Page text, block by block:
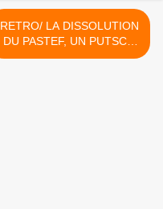
RETRO/ LA DISSOLUTION
DU PASTEF, UN PUTSCH
PRÉVENTIF ? >